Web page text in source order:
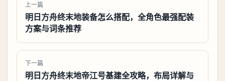
上一篇
明日方舟终末地装备怎么搭配，全角色最强配装
方案与词条推荐
下一篇
明日方舟终末地帝江号基建全攻略，布局详解与